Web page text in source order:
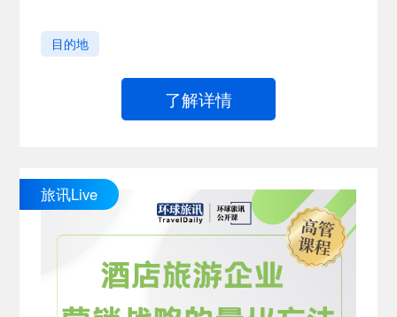
目的地
了解详情
旅讯Live